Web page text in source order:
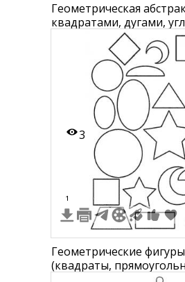
Геометрическая
квадратами, дугами,
кривыми линиями
3
1
Геометрические
(квадраты,